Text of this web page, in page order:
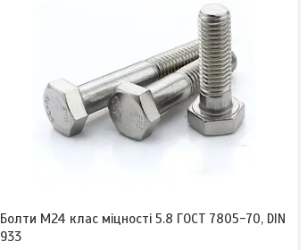
Болти М24 клас міцності 5.8 ГОСТ 7805-70, DIN
933